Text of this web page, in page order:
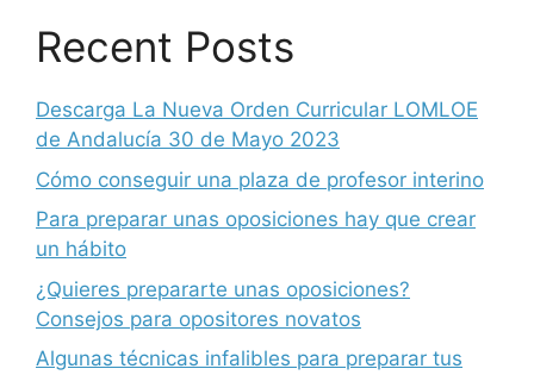
Recent Posts
Descarga La Nueva Orden Curricular LOMLOE
de Andalucía 30 de Mayo 2023
Cómo conseguir una plaza de profesor interino
Para preparar unas oposiciones hay que crear
un hábito
¿Quieres prepararte unas oposiciones?
Consejos para opositores novatos
Algunas técnicas infalibles para preparar tus